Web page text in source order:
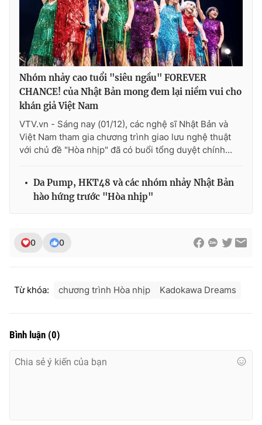
Nhóm nhảy cao tuổi "siêu ngầu" FOREVER
CHANCE! của Nhật Bản mong đem lại niềm vui cho
khán giả Việt Nam
VTV.vn - Sáng nay (01/12), các nghệ sĩ Nhật Bản và
Việt Nam tham gia chương trình giao lưu nghệ thuật
với chủ đề "Hòa nhịp" đã có buổi tổng duyệt chính...
Da Pump, HKT48 và các nhóm nhảy Nhật Bản
hào hứng trước "Hòa nhịp"
0 0
Từ khóa: chương trình Hòa nhịp Kadokawa Dreams
Bình luận (0)